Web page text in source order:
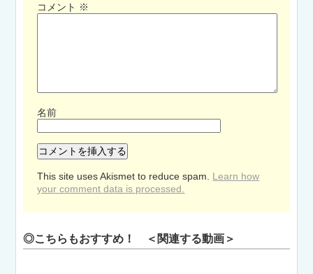
コメント ※
名前
This site uses Akismet to reduce spam. Learn how
your comment data is processed.
◎こちらもおすすめ！ ＜関連する動画＞